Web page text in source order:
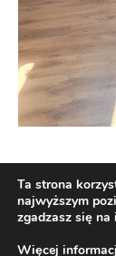
Ta strona
najwyższym
zgadzasz się na
Więcej